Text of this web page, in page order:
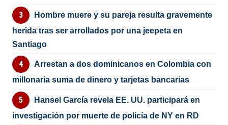
Hombre muere y su pareja resulta gravemente
herida tras ser arrollados por una jeepeta en
Santiago
Arrestan a dos dominicanos en Colombia con
millonaria suma de dinero y tarjetas bancarias
Hansel García revela EE. UU. participará en
investigación por muerte de policía de NY en RD